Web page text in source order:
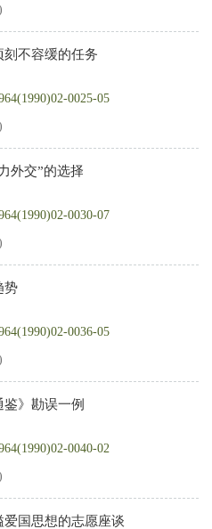
不容缓的任务
0025-05
外交”的选择
0030-07
势
0036-05
》勘误一例
0040-02
国思想的志愿座谈